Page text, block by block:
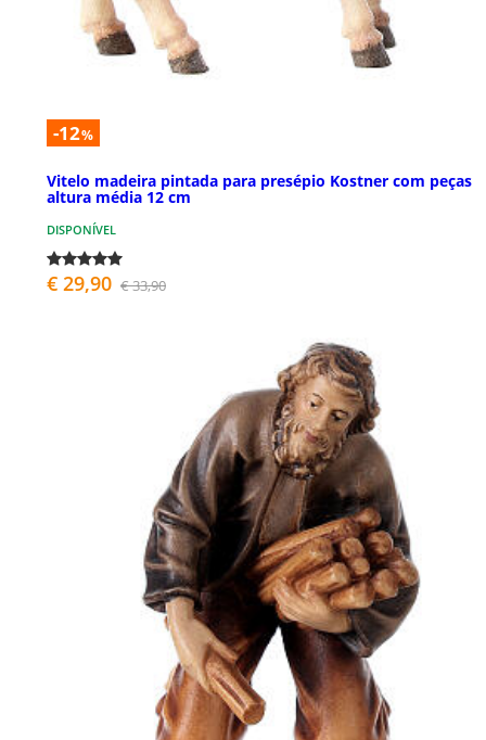
-12%
Vitelo madeira pintada para presépio Kostner com peças
altura média 12 cm
DISPONÍVEL
€ 29,90 € 33,90